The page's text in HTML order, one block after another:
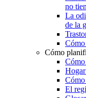
no
La
de la
Cómo
Cómo
Cómo
El